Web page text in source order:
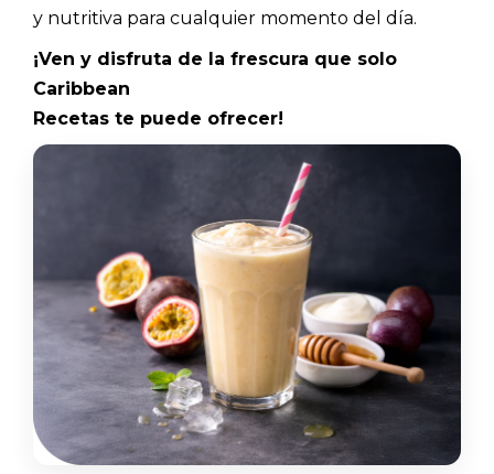
y nutritiva para cualquier momento del día.
¡Ven y disfruta de la frescura que solo
Caribbean
Recetas te puede ofrecer!